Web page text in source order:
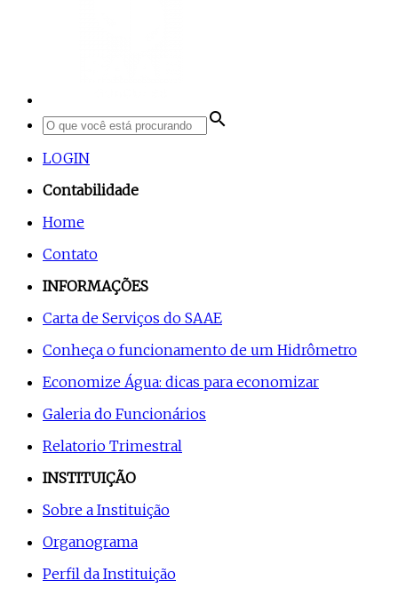
search
LOGIN
Contabilidade
Home
Contato
INFORMAÇÕES
Carta de Serviços do SAAE
Conheça o funcionamento de um Hidrômetro
Economize Água: dicas para economizar
Galeria do Funcionários
Relatorio Trimestral
INSTITUIÇÃO
Sobre a Instituição
Organograma
Perfil da Instituição